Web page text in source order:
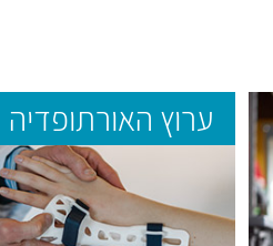
ערוץ האורתופדיה